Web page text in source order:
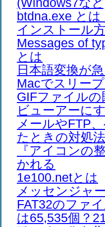
btdna.exe と
インストール
Messages of
とは
日本語変換が
Macでスリー
GIFファイル
ビューアーに
メールやFTP
たときの対処法
『アイコンの
かれる
1e100.netとは
メッセンジャ
FAT32のファ
は65,535個？